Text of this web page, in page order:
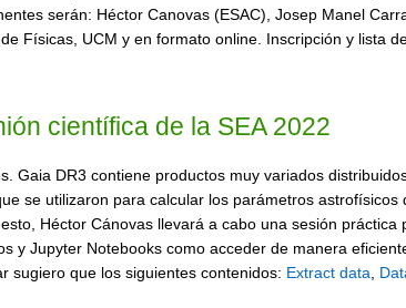
serán: Héctor Canovas (ESAC), Josep Manel
Físicas, UCM y en formato online. Inscripción y lista
científica de la SEA 2022
DR3 contiene productos muy variados
se utilizaron para calcular los parámetros
esto, Héctor Cánovas llevará a cabo una sesión
y Jupyter Notebooks como acceder de manera
sugiero que los siguientes contenidos: Extract data